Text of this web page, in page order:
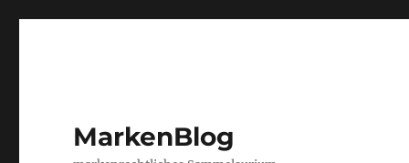
MarkenBlog